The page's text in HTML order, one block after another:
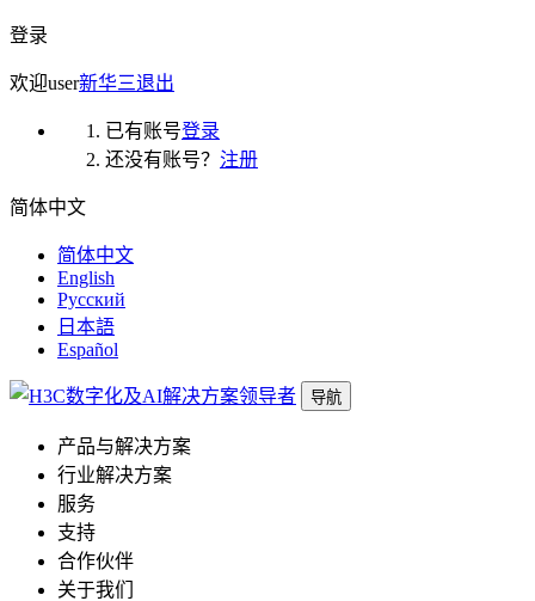
登录
欢迎user新华三退出
已有账号登录
还没有账号？ 注册
简体中文
简体中文
English
Русский
日本語
Español
导航
产品与解决方案
行业解决方案
服务
支持
合作伙伴
关于我们